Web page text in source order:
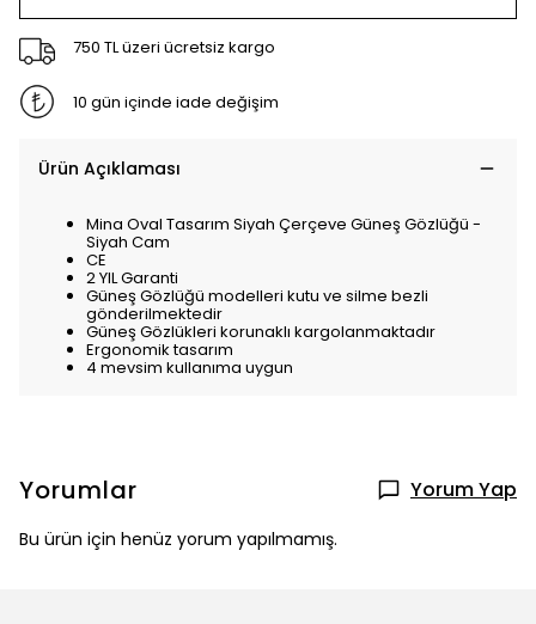
750 TL üzeri ücretsiz kargo
10 gün içinde iade değişim
Ürün Açıklaması
Mina Oval Tasarım Siyah Çerçeve Güneş Gözlüğü -
Siyah Cam
CE
2 YIL Garanti
Güneş Gözlüğü modelleri kutu ve silme bezli
gönderilmektedir
Güneş Gözlükleri korunaklı kargolanmaktadır
Ergonomik tasarım
4 mevsim kullanıma uygun
Yorumlar Yorum Yap
Bu ürün için henüz yorum yapılmamış.